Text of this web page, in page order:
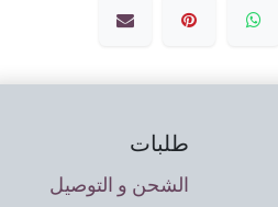
طلبات
الشحن و التوصيل